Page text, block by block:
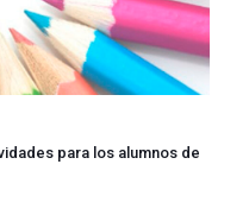
para los alumnos de